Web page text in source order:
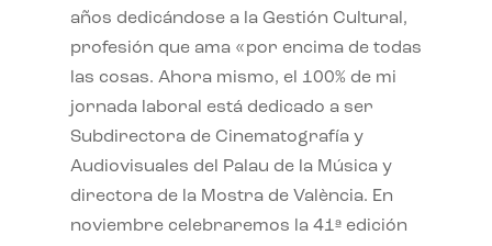
años dedicándose a la Gestión Cultural,
profesión que ama «por encima de todas
las cosas. Ahora mismo, el 100% de mi
jornada laboral está dedicado a ser
Subdirectora de Cinematografía y
Audiovisuales del Palau de la Música y
directora de la Mostra de València. En
noviembre celebraremos la 41ª edición